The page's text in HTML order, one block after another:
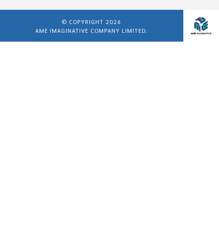
© COPYRIGHT 2026
AME IMAGINATIVE COMPANY LIMITED.